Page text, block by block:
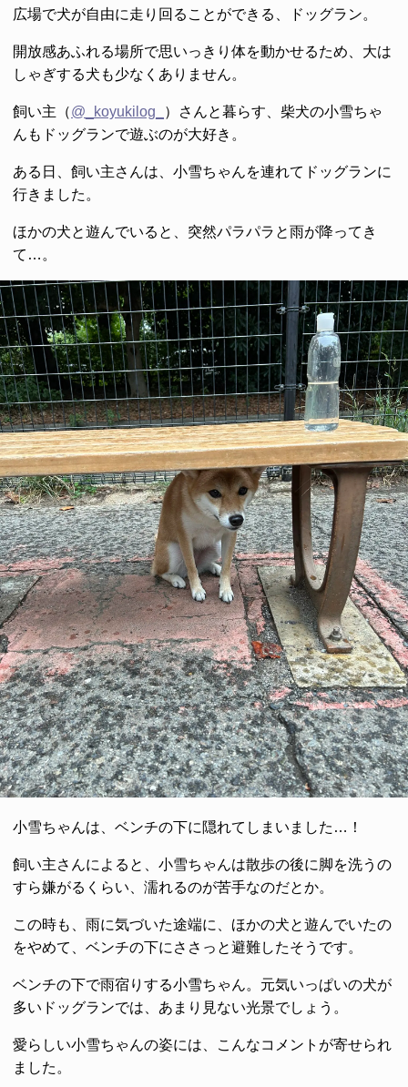
広場で犬が自由に走り回ることができる、ドッグラン。
開放感あふれる場所で思いっきり体を動かせるため、大は
しゃぎする犬も少なくありません。
飼い主（@_koyukilog_
）さんと暮らす、柴犬の小雪ちゃ
んもドッグランで遊ぶのが大好き。
ある日、飼い主さんは、小雪ちゃんを連れてドッグランに
行きました。
ほかの犬と遊んでいると、突然パラパラと雨が降ってき
て…。
小雪ちゃんは、ベンチの下に隠れてしまいました…！
飼い主さんによると、小雪ちゃんは散歩の後に脚を洗うの
すら嫌がるくらい、濡れるのが苦手なのだとか。
この時も、雨に気づいた途端に、ほかの犬と遊んでいたの
をやめて、ベンチの下にささっと避難したそうです。
ベンチの下で雨宿りする小雪ちゃん。元気いっぱいの犬が
多いドッグランでは、あまり見ない光景でしょう。
愛らしい小雪ちゃんの姿には、こんなコメントが寄せられ
ました。